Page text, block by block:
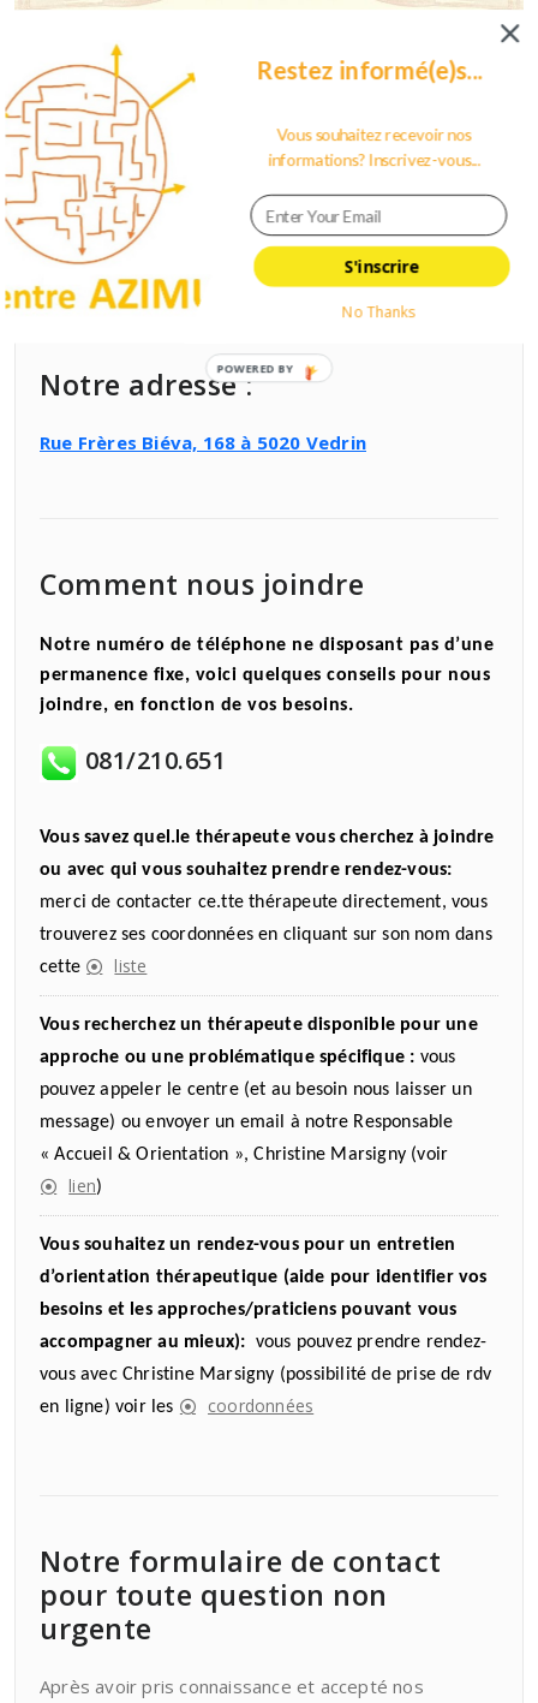
22 juillet 2022
Les RDV créatifs de Kate – Cycle d’été
By Frédéric Bertin
Notre adresse :
Rue Frères Biéva, 168 à 5020 Vedrin
Comment nous joindre
Notre numéro de téléphone ne disposant pas d’une
permanence fixe, voici quelques conseils pour nous
joindre, en fonction de vos besoins.
081/210.651
Vous savez quel.le thérapeute vous cherchez à joindre
ou avec qui vous souhaitez prendre rendez-vous:
merci de contacter ce.tte thérapeute directement, vous
trouverez ses coordonnées en cliquant sur son nom dans
cette
liste
Vous recherchez un thérapeute disponible pour une
approche ou une problématique spécifique : vous
pouvez appeler le centre (et au besoin nous laisser un
message) ou envoyer un email à notre Responsable
« Accueil & Orientation », Christine Marsigny (voir
lien)
Vous souhaitez un rendez-vous pour un entretien
d’orientation thérapeutique (aide pour identifier vos
besoins et les approches/praticiens pouvant vous
accompagner au mieux): vous pouvez prendre rendez-
vous avec Christine Marsigny (possibilité de prise de rdv
en ligne) voir les
coordonnées
Notre formulaire de contact
pour toute question non
urgente
Après avoir pris connaissance et accepté nos
S'inscrire
Restez informé(e)s...
Vous souhaitez recevoir nos
informations? Inscrivez-vous...
No Thanks
POWERED